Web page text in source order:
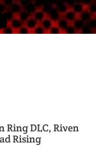
Ring DLC, Riven
Rising